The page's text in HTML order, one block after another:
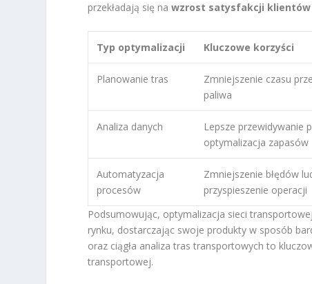
przekładają się nawzrost satysfakcji klientów
Typ optymalizacji Kluczowe korzyści
Planowanie tras
Zmniejszenie czasu
paliwa
Analiza danych
Lepsze przewidywanie
optymalizacja zapasów
Automatyzacja
procesów
Zmniejszenie błędów
przyspieszenie operacji
Podsumowując, optymalizacja sieci
rynku, dostarczając swoje produkty w sposób
oraz ciągła analiza tras transportowych to
transportowej.